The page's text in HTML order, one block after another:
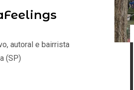
autoral e bairrista
(SP)